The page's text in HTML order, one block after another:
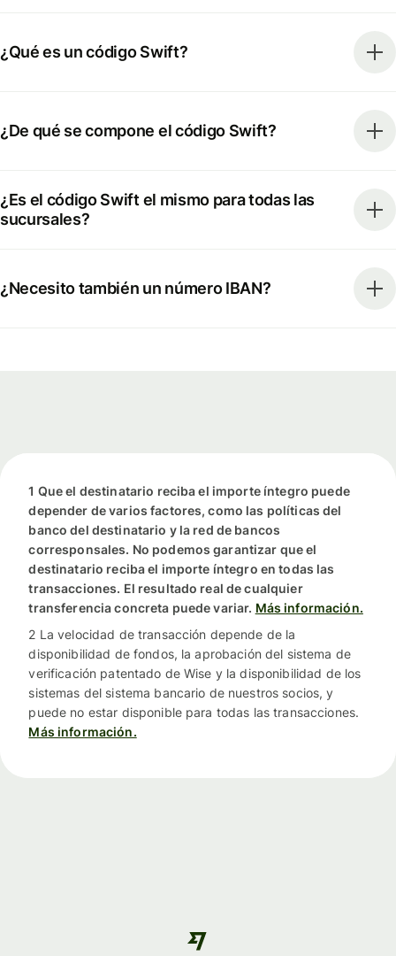
¿Qué es un código Swift?
¿De qué se compone el código Swift?
¿Es el código Swift el mismo para todas las
sucursales?
¿Necesito también un número IBAN?
1 Que el destinatario reciba el importe íntegro puede
depender de varios factores, como las políticas del
banco del destinatario y la red de bancos
corresponsales. No podemos garantizar que el
destinatario reciba el importe íntegro en todas las
transacciones. El resultado real de cualquier
transferencia concreta puede variar. Más información.
2 La velocidad de transacción depende de la
disponibilidad de fondos, la aprobación del sistema de
verificación patentado de Wise y la disponibilidad de los
sistemas del sistema bancario de nuestros socios, y
puede no estar disponible para todas las transacciones.
Más información.